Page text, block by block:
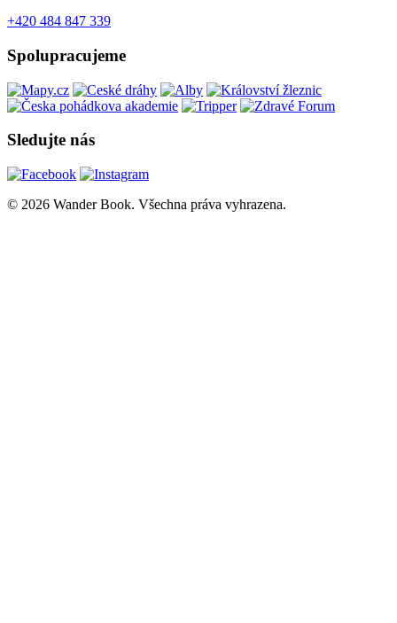
+420 484 847 339
Spolupracujeme
Sledujte nás
© 2026 Wander Book. Všechna práva vyhrazena.